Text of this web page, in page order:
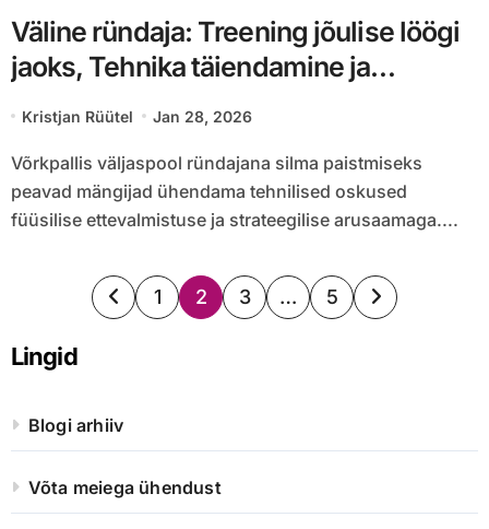
Väline ründaja: Treening jõulise löögi
jaoks, Tehnika täiendamine ja
Kristjan Rüütel Jan 28, 2026
Võrkpallis väljaspool ründajana silma paistmiseks
peavad mängijad ühendama tehnilised oskused
füüsilise ettevalmistuse ja strateegilise arusaamaga....
Posts
1 2 3 … 5
Lingid
Blogi arhiiv
Võta meiega ühendust